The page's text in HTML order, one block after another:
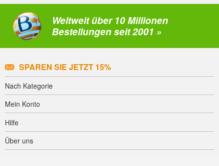
Weltweit über 10 Millionen
Bestellungen seit 2001 »
SPAREN SIE JETZT 15%
Nach Kategorie
Mein Konto
Hilfe
Über uns